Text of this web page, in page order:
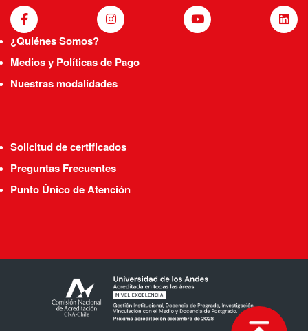
¿Quiénes Somos?
Medios y Políticas de Pago
Nuestras modalidades
Solicitud de certificados
Preguntas Frecuentes
Punto Único de Atención